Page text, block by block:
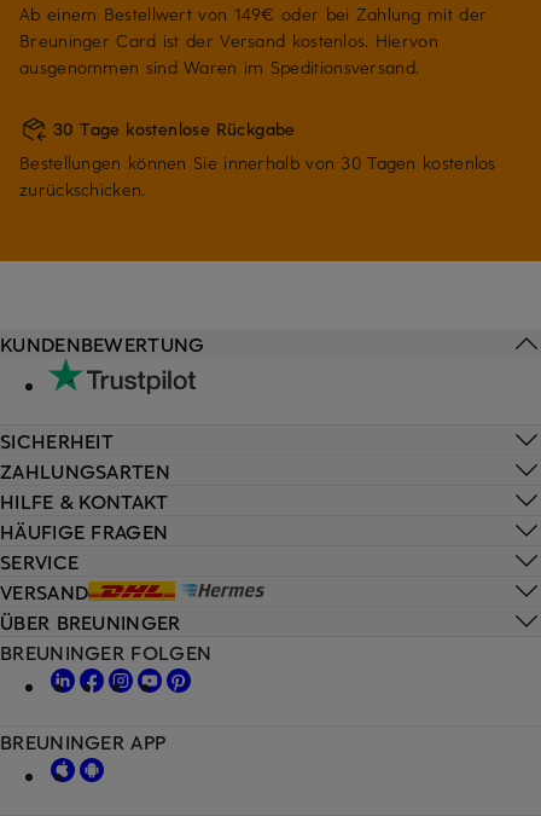
Ab einem Bestellwert von 149€ oder bei Zahlung mit der
Breuninger Card ist der Versand kostenlos. Hiervon
ausgenommen sind Waren im Speditionsversand.
30 Tage kostenlose Rückgabe
Bestellungen können Sie innerhalb von 30 Tagen kostenlos
zurückschicken.
HILFE & KONTAKT
HÄUFIGE FRAGEN
SERVICE
VERSAND
KUNDENBEWERTUNG
SICHERHEIT
ZAHLUNGSARTEN
ÜBER BREUNINGER
BREUNINGER FOLGEN
BREUNINGER APP